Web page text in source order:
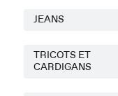
JEANS
TRICOTS ET
CARDIGANS